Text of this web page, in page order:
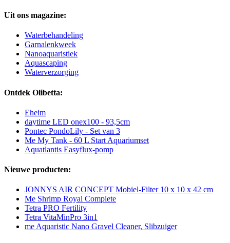
Uit ons magazine:
Waterbehandeling
Garnalenkweek
Nanoaquaristiek
Aquascaping
Waterverzorging
Ontdek Olibetta:
Eheim
daytime LED onex100 - 93,5cm
Pontec PondoLily - Set van 3
Me My Tank - 60 L Start Aquariumset
Aquatlantis Easyflux-pomp
Nieuwe producten:
JONNYS AIR CONCEPT Mobiel-Filter 10 x 10 x 42 cm
Me Shrimp Royal Complete
Tetra PRO Fertility
Tetra VitaMinPro 3in1
me Aquaristic Nano Gravel Cleaner, Slibzuiger